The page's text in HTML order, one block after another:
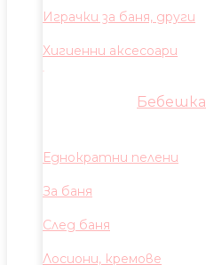
Играчки за баня, други
Хигиенни аксесоари
Еднократни пелени
За баня
След баня
Лосиони, кремове